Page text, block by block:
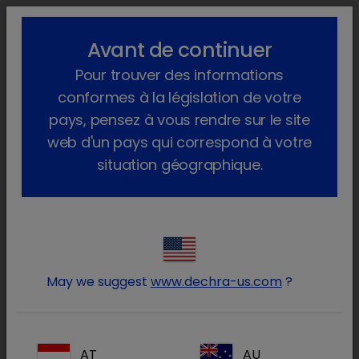
lock_outline search menu
Notre groupe Facebook privé en endocrinologie
Notre groupe Facebook privé en
endocrinologie
Pour encore mieux travailler ensemble, les
groupe privé FacebookDechra Véto Club
Vous souhaitez en savoir plus sur
Avant de continuer
Pour trouver des informations
conformes à la législation de votre
pays, pensez à vous rendre sur le site
web d'un pays qui correspond à votre
situation géographique.
May we suggest www.dechra-us.com ?
AT AU